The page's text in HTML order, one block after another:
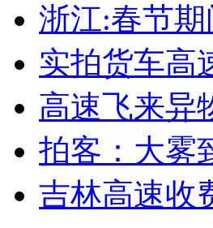
女孩北京地铁殴打老人 痛下
无痛分娩是否安全 医生回应
外交部：反对强权政治霸凌主
浙江:春节
实拍货车高
高速飞来异
拍客：大雾
吉林高速收